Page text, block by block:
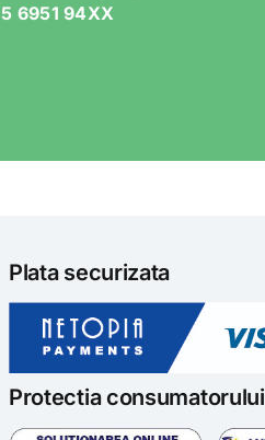
6951 94XX
Plata securizata
Protectia consumatorului